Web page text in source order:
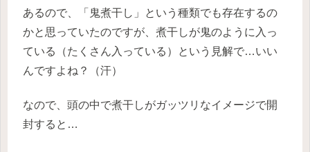
あるので、「鬼煮干し」という種類でも存在するの
かと思っていたのですが、煮干しが鬼のように入っ
ている（たくさん入っている）という見解で…いい
んですよね？（汗）
なので、頭の中で煮干しがガッツリなイメージで開
封すると…